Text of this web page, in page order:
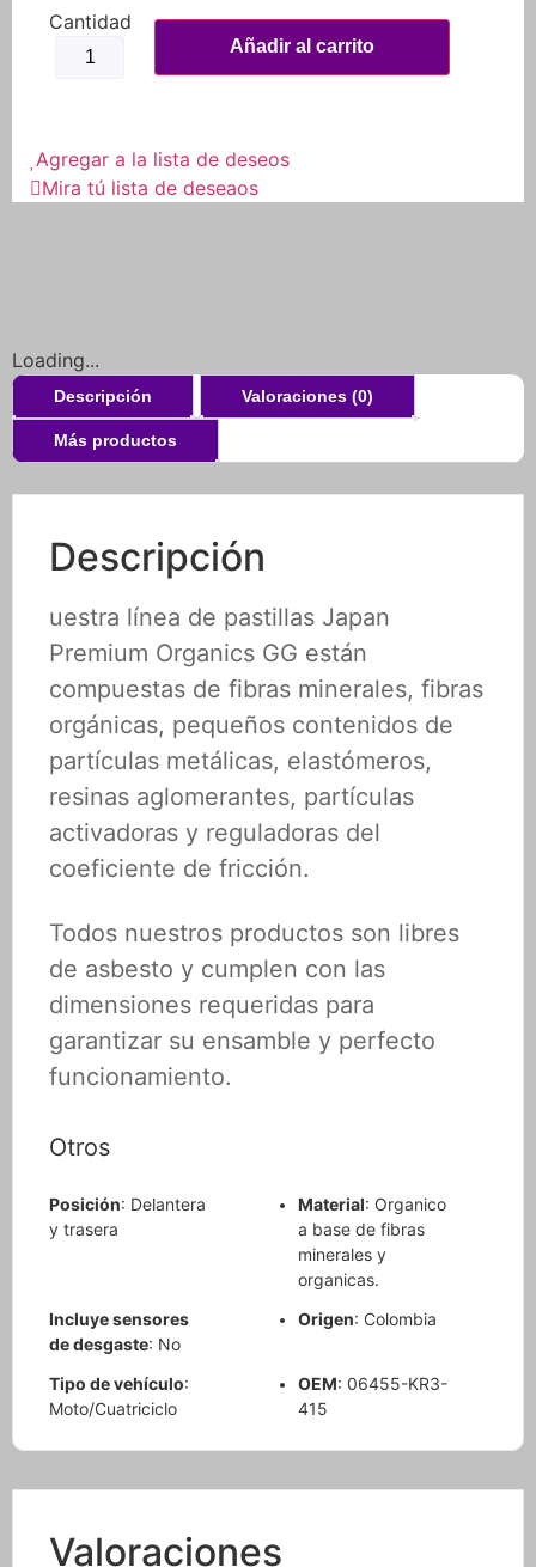
Pastilla
Freno
Kawasaki
Tra
017711
cantidad
Añadir al carrito
Agregar a la lista de deseos
Mira tú lista de deseaos
Loading...
Descripción Valoraciones (0)
Más productos
Descripción
uestra línea de pastillas Japan
Premium Organics GG están
compuestas de fibras minerales, fibras
orgánicas, pequeños contenidos de
partículas metálicas, elastómeros,
resinas aglomerantes, partículas
activadoras y reguladoras del
coeficiente de fricción.
Todos nuestros productos son libres
de asbesto y cumplen con las
dimensiones requeridas para
garantizar su ensamble y perfecto
funcionamiento.
Otros
Posición: Delantera
y trasera
Material: Organico
a base de fibras
minerales y
organicas.
Incluye sensores
de desgaste: No
Origen: Colombia
Tipo de vehículo:
Moto/Cuatriciclo
OEM: 06455-KR3-
415
Valoraciones